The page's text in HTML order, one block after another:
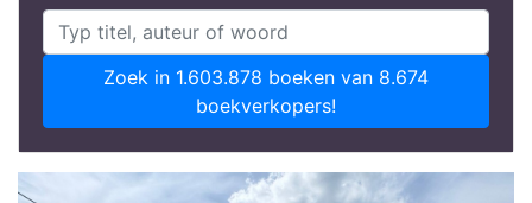
Zoek in 1.603.878 boeken van 8.674
boekverkopers!